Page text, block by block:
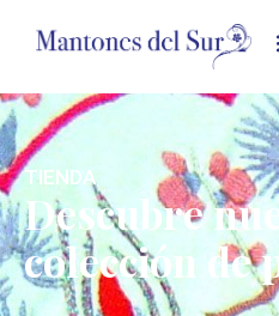
TIENDA
Descubre
colección de